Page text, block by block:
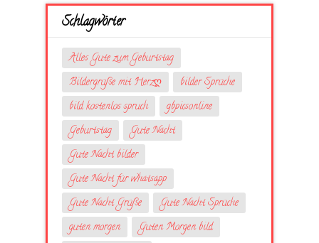
Schlagwörter
Alles Gute zum Geburtstag
Bildergrüße mit Herzღ
bilder Sprüche
bild kostenlos spruch
gbpicsonline
Geburtstag
Gute Nacht
Gute Nacht bilder
Gute Nacht für whatsapp
Gute Nacht Grüße
Gute Nacht Sprüche
guten morgen
Guten Morgen bild